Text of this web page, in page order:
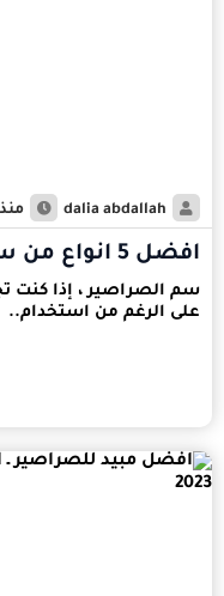
dalia abdallah منذ 4 سنوات
افضل 5 انواع من سم الصراصير لعام 2023
سم الصراصير ، إذا كنت
على الرغم من استخدام..